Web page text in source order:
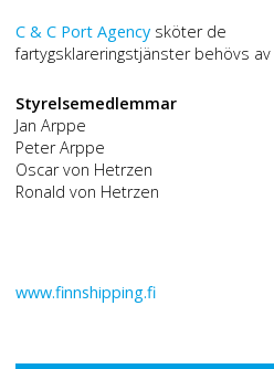
C & C Port Agency sköter de
fartygsklareringstjänster behövs av
Styrelsemedlemmar
Jan Arppe
Peter Arppe
Oscar von Hetrzen
Ronald von Hetrzen
www.finnshipping.fi